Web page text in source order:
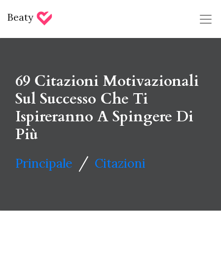
Beaty
69 Citazioni Motivazionali
Sul Successo Che Ti
Ispireranno A Spingere Di
Più
Principale / Citazioni